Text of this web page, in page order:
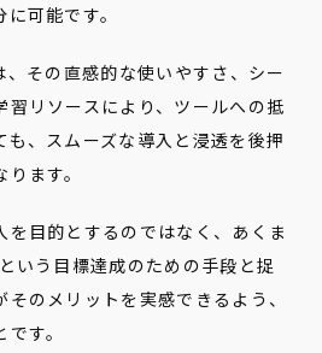
可能です。
その直感的な使いやすさ、シー
習リソースにより、ツールへの抵
も、スムーズな導入と浸透を後押
ます。
目的とするのではなく、あくま
いう目標達成のための手段と捉
のメリットを実感できるよう、
す。